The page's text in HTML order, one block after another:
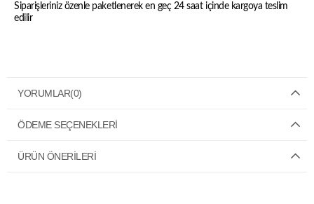
Siparişleriniz özenle paketlenerek en geç 24 saat içinde kargoya teslim
edilir
YORUMLAR(0)
ÖDEME SEÇENEKLERI
ÜRÜN ÖNERILERI